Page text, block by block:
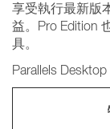
享受執行最新版
益。Pro Edition
具。
Parallels